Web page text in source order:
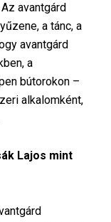
avantgárd
a tánc, a
avantgárd
a
bútorokon –
alkalomként,
Lajos mint